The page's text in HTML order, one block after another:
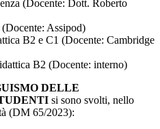
(Docente: Dott. Roberto
Assipod)
B2 e C1 (Docente: Cambridge
B2 (Docente: interno)
DELLE
si sono svolti, nello
(DM 65/2023):